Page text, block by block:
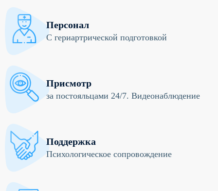
Персонал
С гериартрической подготовкой
Присмотр
за постояльцами 24/7. Видеонаблюдение
Поддержка
Психологическое сопровождение